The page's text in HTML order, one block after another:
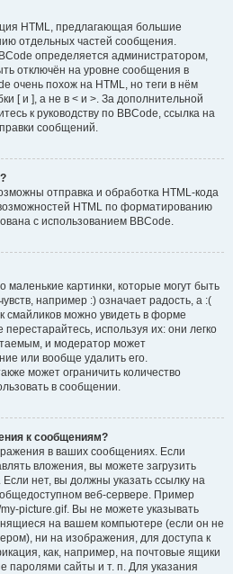
HTML, предлагающая большие
отдельных частей сообщения.
определяется администратором,
отключён на уровне сообщения в
очень похож на HTML, но теги в нём
[ и ], а не в < и >. За дополнительной
к руководству по BBCode, ссылка на
сообщений.
отправка и обработка HTML-кода
HTML по форматированию
с использованием BBCode.
картинки, которые могут быть
например :) означает радость, а :(
смайликов можно увидеть в форме
используя их: они легко
и модератор может
или вообще удалить его.
может ограничить количество
в сообщении.
к сообщениям?
в ваших сообщениях. Если
вложения, вы можете загрузить
нет, вы должны указать ссылку на
веб-сервере. Пример
picture.gif. Вы не можете указывать
на вашем компьютере (если он не
ни на изображения, для доступа к
как, например, на почтовые ящики
паролями сайты и т. п. Для указания